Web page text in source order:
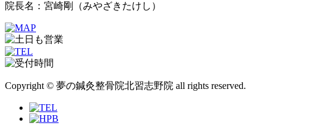
院長名：宮崎剛（みやざきたけし）
Copyright © 夢の鍼灸整骨院北習志野院 all rights reserved.